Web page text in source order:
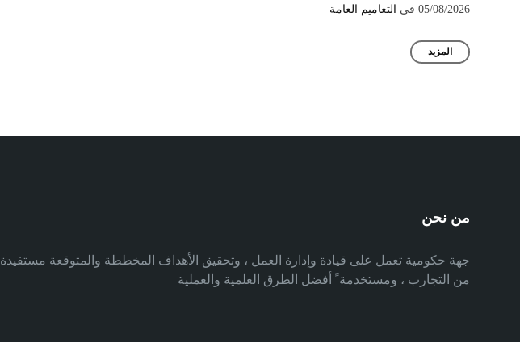
05/08/2026 في التعاميم العامة
المزيد
من نحن
جهة حكومية تعمل على قيادة وإدارة العمل ، وتحقيق الأهداف المخططة والمتوقعة مستفيدة
من التجارب ، ومستخدمة ً أفضل الطرق العلمية والعملية